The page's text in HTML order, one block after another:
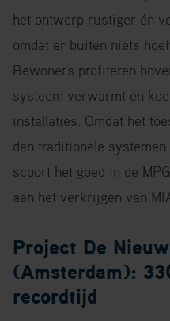
het ontwerp rustiger én
omdat er buiten niets
Bewoners profiteren
systeem verwarmt én
installaties. Omdat het
dan traditionele
scoort het goed in de
aan het verkrijgen van
Project De
(Amsterdam):
recordtijd